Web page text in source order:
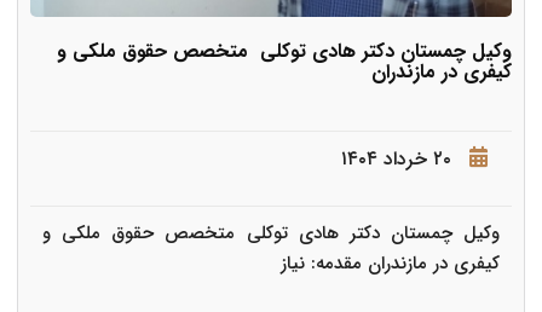
وکیل چمستان دکتر هادی توکلی متخصص حقوق ملکی و
کیفری در مازندران
۲۰ خرداد ۱۴۰۴
وکیل چمستان دکتر هادی توکلی متخصص حقوق ملکی و
کیفری در مازندران مقدمه: نیاز